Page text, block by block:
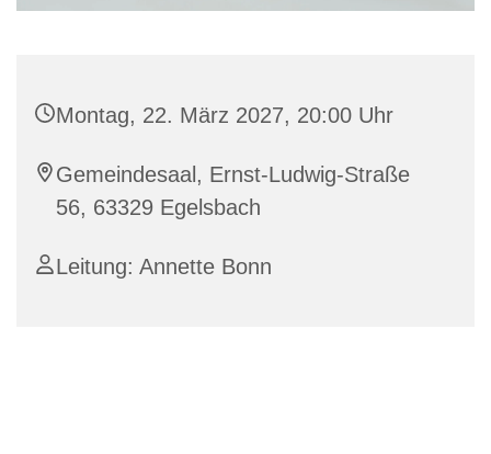
Montag, 22. März 2027, 20:00 Uhr
Gemeindesaal, Ernst-Ludwig-Straße
56, 63329 Egelsbach
Leitung: Annette Bonn